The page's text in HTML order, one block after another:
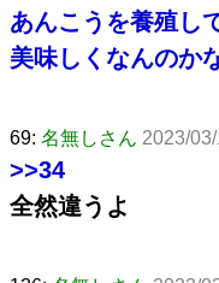
あんこうを養殖し
美味しくなんのか
69: 名無しさん 2023/
>>34
全然違うよ